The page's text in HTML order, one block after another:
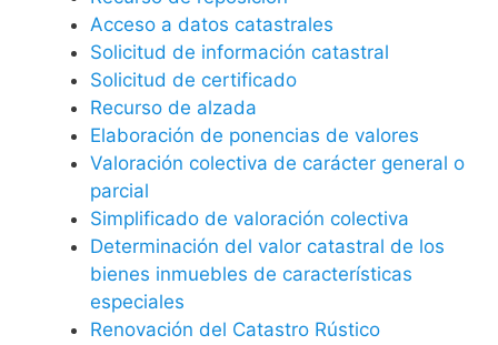
Acceso a datos catastrales
Solicitud de información catastral
Solicitud de certificado
Recurso de alzada
Elaboración de ponencias de valores
Valoración colectiva de carácter general o
parcial
Simplificado de valoración colectiva
Determinación del valor catastral de los
bienes inmuebles de características
especiales
Renovación del Catastro Rústico